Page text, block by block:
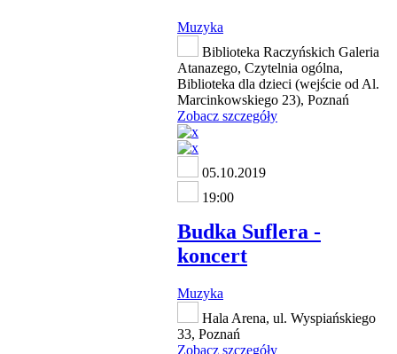
Muzyka
Biblioteka Raczyńskich Galeria
Atanazego, Czytelnia ogólna,
Biblioteka dla dzieci (wejście od Al.
Marcinkowskiego 23), Poznań
Zobacz szczegóły
05.10.2019
19:00
Budka Suflera -
koncert
Muzyka
Hala Arena, ul. Wyspiańskiego
33, Poznań
Zobacz szczegóły